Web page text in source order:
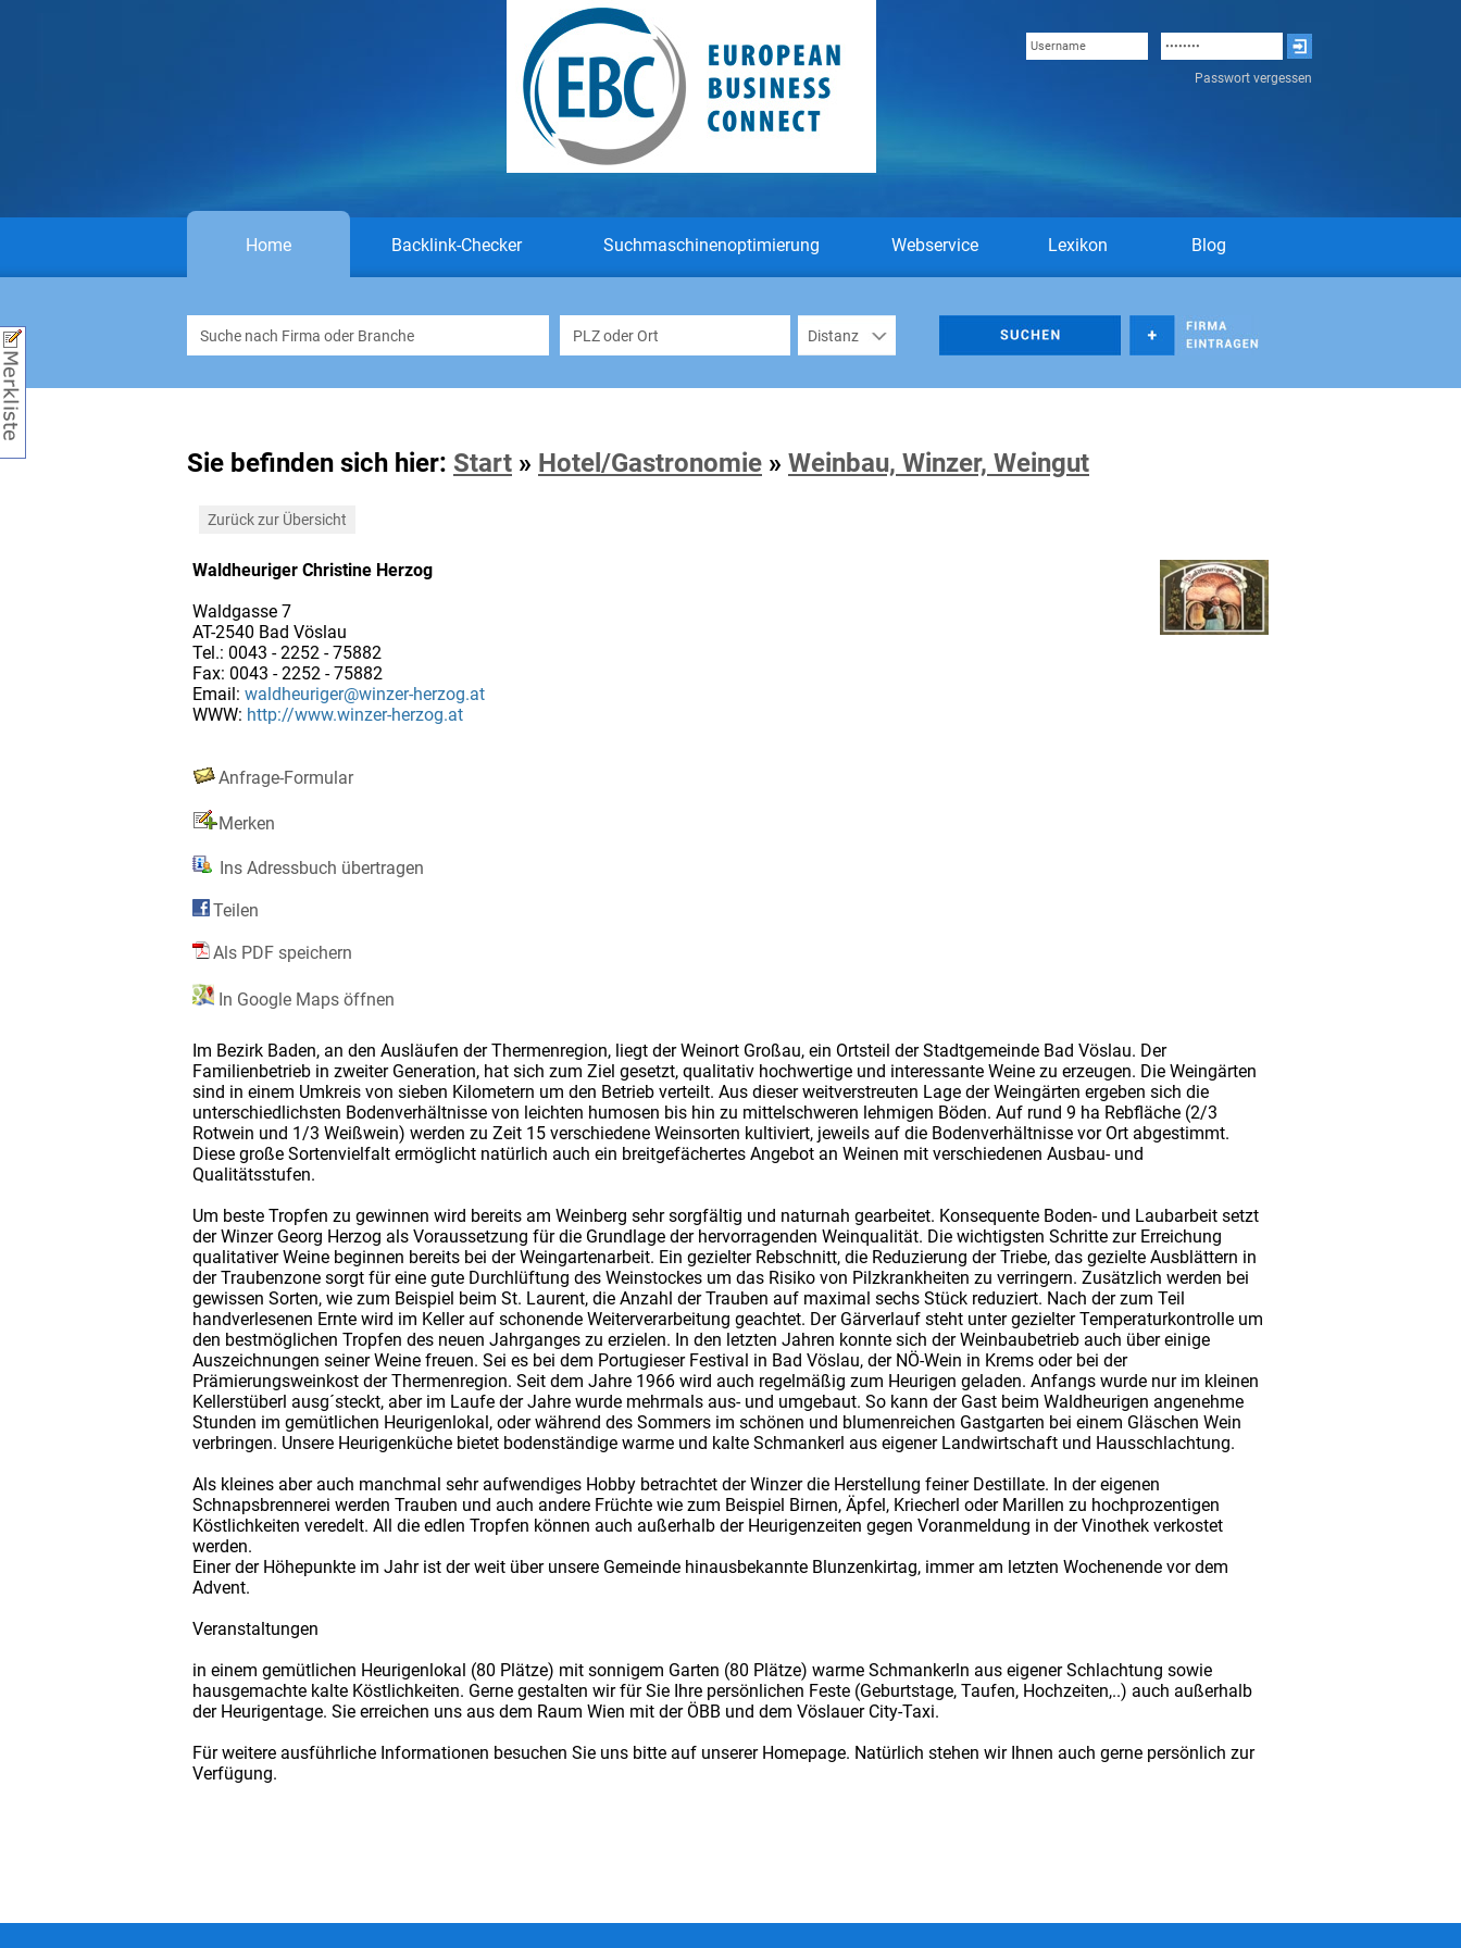
Passwort vergessen
Home Backlink-Checker Suchmaschinenoptimierung Webservice Lexikon Blog
Sie befinden sich hier: Start » Hotel/Gastronomie » Weinbau, Winzer, Weingut
Zurück zur Übersicht
Waldheuriger Christine Herzog
Waldgasse 7
AT-2540 Bad Vöslau
Tel.: 0043 - 2252 - 75882
Fax: 0043 - 2252 - 75882
Email: waldheuriger@winzer-herzog.at
WWW: http://www.winzer-herzog.at
Anfrage-Formular
Merken
Ins Adressbuch übertragen
Teilen
Als PDF speichern
In Google Maps öffnen
Im Bezirk Baden, an den Ausläufen der Thermenregion, liegt der Weinort Großau, ein Ortsteil der Stadtgemeinde Bad Vöslau. Der
Familienbetrieb in zweiter Generation, hat sich zum Ziel gesetzt, qualitativ hochwertige und interessante Weine zu erzeugen. Die Weingärten
sind in einem Umkreis von sieben Kilometern um den Betrieb verteilt. Aus dieser weitverstreuten Lage der Weingärten ergeben sich die
unterschiedlichsten Bodenverhältnisse von leichten humosen bis hin zu mittelschweren lehmigen Böden. Auf rund 9 ha Rebfläche (2/3
Rotwein und 1/3 Weißwein) werden zu Zeit 15 verschiedene Weinsorten kultiviert, jeweils auf die Bodenverhältnisse vor Ort abgestimmt.
Diese große Sortenvielfalt ermöglicht natürlich auch ein breitgefächertes Angebot an Weinen mit verschiedenen Ausbau- und
Qualitätsstufen.
Um beste Tropfen zu gewinnen wird bereits am Weinberg sehr sorgfältig und naturnah gearbeitet. Konsequente Boden- und Laubarbeit setzt
der Winzer Georg Herzog als Voraussetzung für die Grundlage der hervorragenden Weinqualität. Die wichtigsten Schritte zur Erreichung
qualitativer Weine beginnen bereits bei der Weingartenarbeit. Ein gezielter Rebschnitt, die Reduzierung der Triebe, das gezielte Ausblättern in
der Traubenzone sorgt für eine gute Durchlüftung des Weinstockes um das Risiko von Pilzkrankheiten zu verringern. Zusätzlich werden bei
gewissen Sorten, wie zum Beispiel beim St. Laurent, die Anzahl der Trauben auf maximal sechs Stück reduziert. Nach der zum Teil
handverlesenen Ernte wird im Keller auf schonende Weiterverarbeitung geachtet. Der Gärverlauf steht unter gezielter Temperaturkontrolle um
den bestmöglichen Tropfen des neuen Jahrganges zu erzielen. In den letzten Jahren konnte sich der Weinbaubetrieb auch über einige
Auszeichnungen seiner Weine freuen. Sei es bei dem Portugieser Festival in Bad Vöslau, der NÖ-Wein in Krems oder bei der
Prämierungsweinkost der Thermenregion. Seit dem Jahre 1966 wird auch regelmäßig zum Heurigen geladen. Anfangs wurde nur im kleinen
Kellerstüberl ausg´steckt, aber im Laufe der Jahre wurde mehrmals aus- und umgebaut. So kann der Gast beim Waldheurigen angenehme
Stunden im gemütlichen Heurigenlokal, oder während des Sommers im schönen und blumenreichen Gastgarten bei einem Gläschen Wein
verbringen. Unsere Heurigenküche bietet bodenständige warme und kalte Schmankerl aus eigener Landwirtschaft und Hausschlachtung.
Als kleines aber auch manchmal sehr aufwendiges Hobby betrachtet der Winzer die Herstellung feiner Destillate. In der eigenen
Schnapsbrennerei werden Trauben und auch andere Früchte wie zum Beispiel Birnen, Äpfel, Kriecherl oder Marillen zu hochprozentigen
Köstlichkeiten veredelt. All die edlen Tropfen können auch außerhalb der Heurigenzeiten gegen Voranmeldung in der Vinothek verkostet
werden.
Einer der Höhepunkte im Jahr ist der weit über unsere Gemeinde hinausbekannte Blunzenkirtag, immer am letzten Wochenende vor dem
Advent.
Veranstaltungen
in einem gemütlichen Heurigenlokal (80 Plätze) mit sonnigem Garten (80 Plätze) warme Schmankerln aus eigener Schlachtung sowie
hausgemachte kalte Köstlichkeiten. Gerne gestalten wir für Sie Ihre persönlichen Feste (Geburtstage, Taufen, Hochzeiten,..) auch außerhalb
der Heurigentage. Sie erreichen uns aus dem Raum Wien mit der ÖBB und dem Vöslauer City-Taxi.
Für weitere ausführliche Informationen besuchen Sie uns bitte auf unserer Homepage. Natürlich stehen wir Ihnen auch gerne persönlich zur
Verfügung.